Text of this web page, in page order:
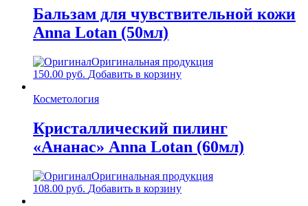
Бальзам для чувствительной кожи
Anna Lotan (50мл)
Оригинальная продукция
150.00 руб. Добавить в корзину
Косметология
Кристаллический пилинг
«Ананас» Anna Lotan (60мл)
Оригинальная продукция
108.00 руб. Добавить в корзину